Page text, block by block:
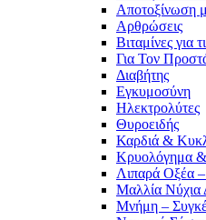
Αποτοξίνωση
Αρθρώσεις
Βιταμίνες για
Για Τον
Διαβήτης
Εγκυμοσύνη
Ηλεκτρολύτες
Θυροειδής
Καρδιά &
Κρυολόγημα
Λιπαρά Οξέα –
Μαλλία Νύχια
Μνήμη –